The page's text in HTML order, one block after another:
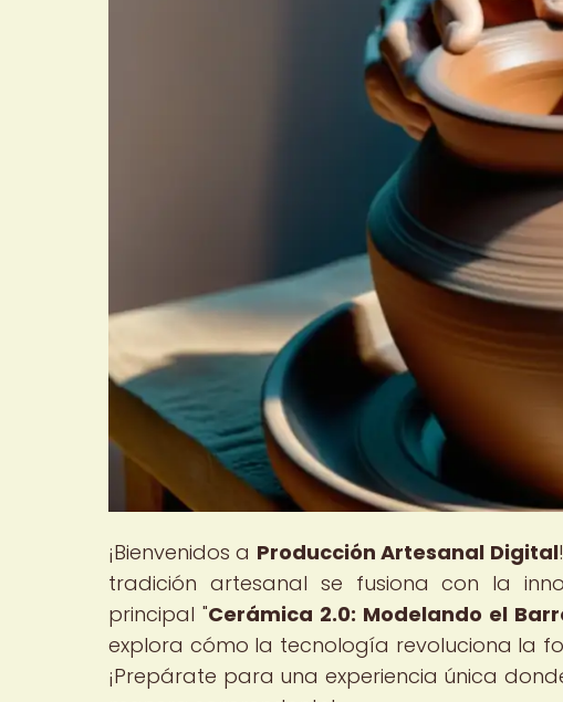
¡Bienvenidos a Producción Artesanal Digital
tradición artesanal se fusiona con la
principal "Cerámica 2.0: Modelando el
explora cómo la tecnología revoluciona la
¡Prepárate para una experiencia única